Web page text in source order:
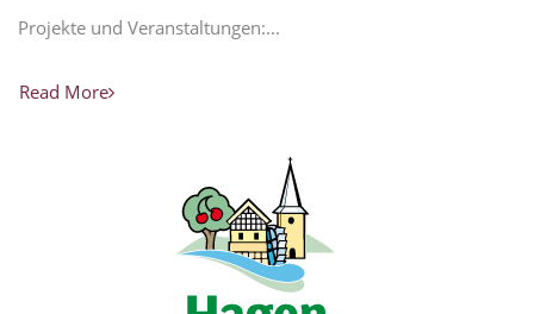
Projekte und Veranstaltungen:...
Read More